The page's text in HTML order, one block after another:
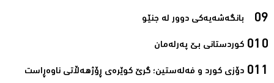
بانگەشەیەکی دوور لە جنێو‌
کوردستانی بێ پەرلەمان‌
دۆزی کورد و فەلەستین؛ گرێ کوێرەی ڕۆژھەڵاتی ناوەڕاست‌